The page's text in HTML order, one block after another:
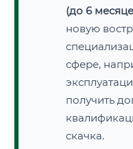
(до 6
новую
сфере,
получить
скачка.